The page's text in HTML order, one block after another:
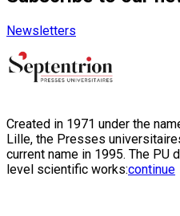
Newsletters
Created in 1971 under the
Lille, the Presses
current name in 1995. The PU
level scientific works:continue